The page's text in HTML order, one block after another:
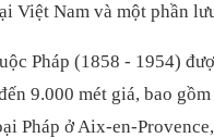
Việt Nam và một phần
Pháp (1858 - 1954)
9.000 mét giá, bao
Pháp ở Aix-en-